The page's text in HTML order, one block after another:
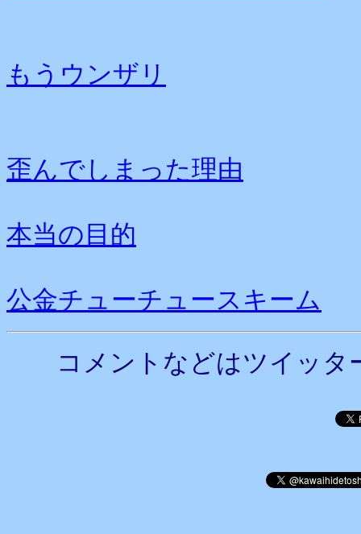
もうウンザリ
歪んでしまった理由
本当の目的
公金チューチュースキーム
コメントなどはツイッ